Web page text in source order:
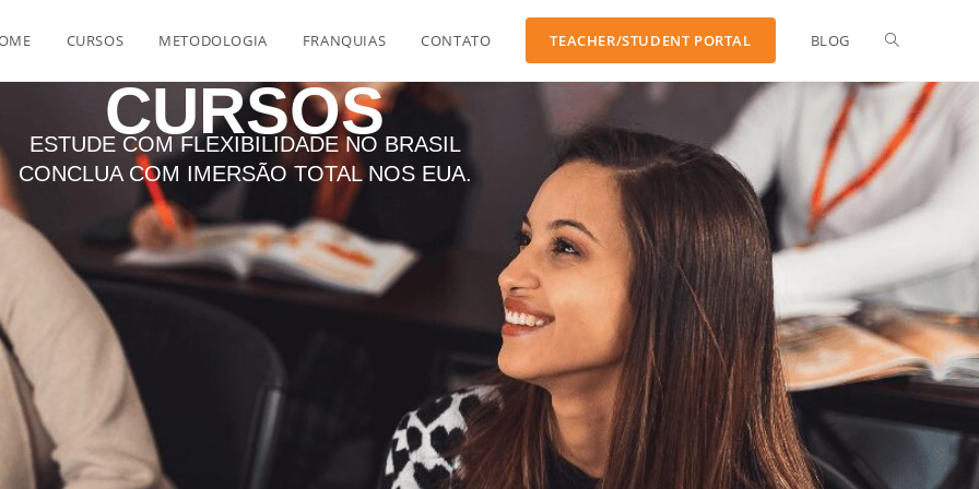
CURSOS METODOLOGIA FRANQUIAS CONTATO TEACHER/STUDENT PORTAL BLOG
CURSOS
ESTUDE COM FLEXIBILIDADE NO BRASIL
CONCLUA COM IMERSÃO TOTAL NOS EUA.